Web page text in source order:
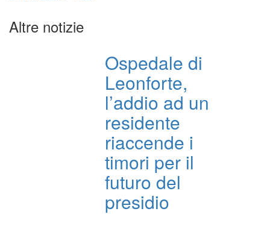
Altre notizie
Ospedale di
Leonforte,
l’addio ad un
residente
riaccende i
timori per il
futuro del
presidio